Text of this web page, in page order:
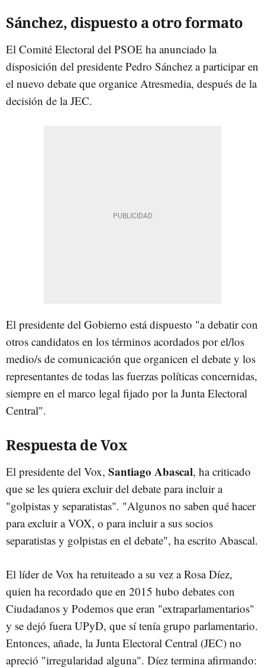
Sánchez, dispuesto a otro formato
El Comité Electoral del PSOE ha anunciado la
disposición del presidente Pedro Sánchez a participar en
el nuevo debate que organice Atresmedia, después de la
decisión de la JEC.
El presidente del Gobierno está dispuesto "a debatir con
otros candidatos en los términos acordados por el/los
medio/s de comunicación que organicen el debate y los
representantes de todas las fuerzas políticas concernidas,
siempre en el marco legal fijado por la Junta Electoral
Central".
Respuesta de Vox
El presidente del Vox, Santiago Abascal, ha criticado
que se les quiera excluir del debate para incluir a
"golpistas y separatistas". "Algunos no saben qué hacer
para excluir a VOX, o para incluir a sus socios
separatistas y golpistas en el debate", ha escrito Abascal.
El líder de Vox ha retuiteado a su vez a Rosa Díez,
quien ha recordado que en 2015 hubo debates con
Ciudadanos y Podemos que eran "extraparlamentarios"
y se dejó fuera UPyD, que sí tenía grupo parlamentario.
Entonces, añade, la Junta Electoral Central (JEC) no
apreció "irregularidad alguna". Díez termina afirmando: